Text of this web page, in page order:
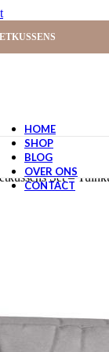
HOME
SHOP
BLOG
OVER ONS
CONTACT
Set –